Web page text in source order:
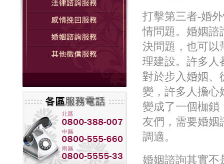
打擊第三者-婚
情問題。婚姻諮
決問題，也可以
理建設。許多人
對於步入婚姻、
變，許多人擔心
變成了一個枷鎖
友們，需要婚姻
調適。
婚姻諮詢其實不